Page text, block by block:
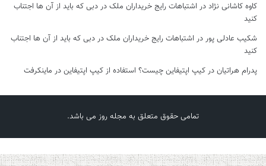
کاوه کاشانی نژاد در اشتباهات رایج خریداران ملک در دبی که باید از آن ها اجتناب
کنید
شکیب عادلی پور در اشتباهات رایج خریداران ملک در دبی که باید از آن ها اجتناب
کنید
پدرام هراتیان در کیپ اپتیفاین چیست؟ استفاده از کیپ اپتیفاین در ماینکرفت
تمامی حقوق متعلق به مجله روز می باشد.